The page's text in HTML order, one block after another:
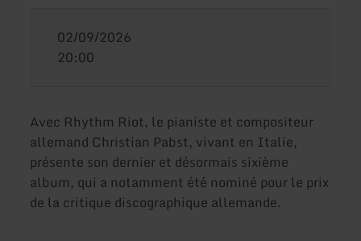
02/09/2026
20:00
Avec Rhythm Riot, le pianiste et compositeur
allemand Christian Pabst, vivant en Italie,
présente son dernier et désormais sixième
album, qui a notamment été nominé pour le prix
de la critique discographique allemande.